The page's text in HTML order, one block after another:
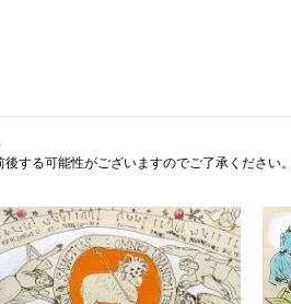
する可能性がございますのでご了承ください。